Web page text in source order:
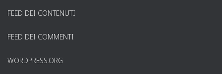
FEED DEI CONTENUTI
FEED DEI COMMENTI
WORDPRESS.ORG